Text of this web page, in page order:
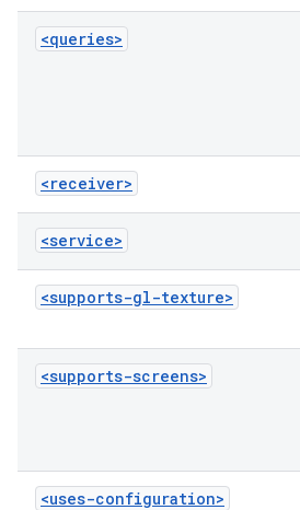
<queries>
<receiver>
<service>
<supports-gl-texture>
<supports-screens>
<uses-configuration>